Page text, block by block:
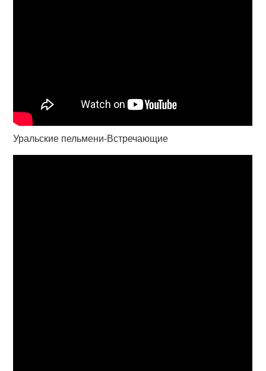
Уральские пельмени-Встречающие